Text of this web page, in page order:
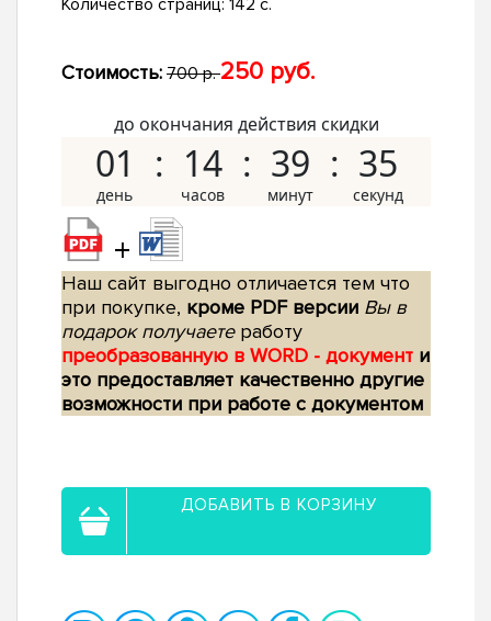
Количество страниц: 142 с.
Стоимость: 700 р.250 руб.
до окончания действия скидки
01 14 39 34
+
Наш сайт выгодно отличается тем что
при покупке, кроме PDF версии Вы в
подарок получаетеработу
преобразованную в WORD - документ и
это предоставляет качественно другие
возможности при работе с документом
ДОБАВИТЬ В КОРЗИНУ